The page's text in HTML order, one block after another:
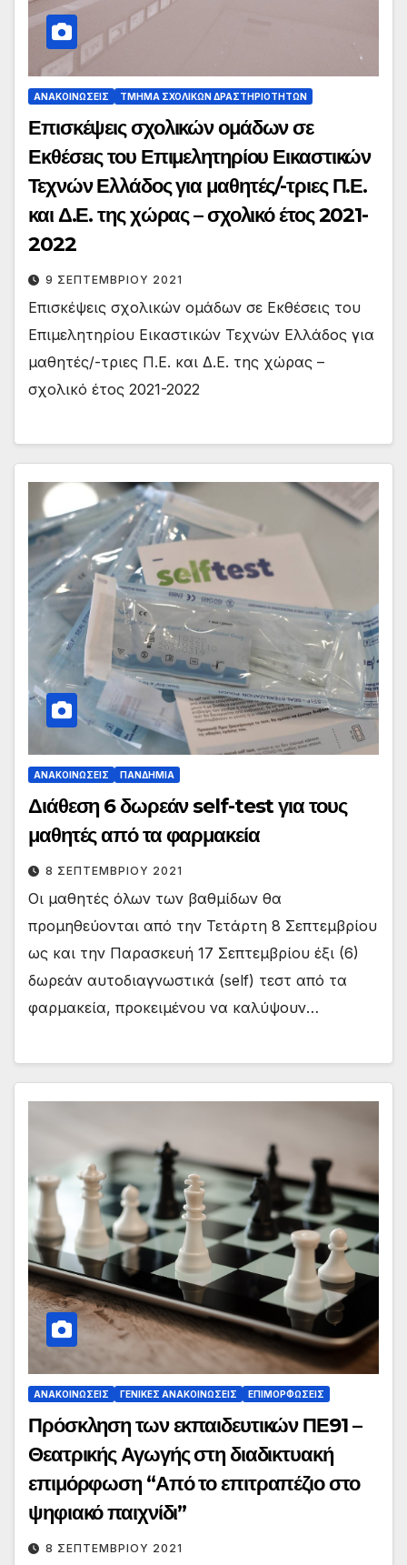
ΑΝΑΚΟΙΝΏΣΕΙΣ ΤΜΉΜΑ ΣΧΟΛΙΚΏΝ ΔΡΑΣΤΗΡΙΟΤΉΤΩΝ
Επισκέψεις σχολικών ομάδων σε
Εκθέσεις του Επιμελητηρίου Εικαστικών
Τεχνών Ελλάδος για μαθητές/-τριες Π.Ε.
και Δ.Ε. της χώρας – σχολικό έτος 2021-
2022
9 ΣΕΠΤΕΜΒΡΊΟΥ 2021
Επισκέψεις σχολικών ομάδων σε Εκθέσεις του
Επιμελητηρίου Εικαστικών Τεχνών Ελλάδος για
μαθητές/-τριες Π.Ε. και Δ.Ε. της χώρας –
σχολικό έτος 2021-2022
ΑΝΑΚΟΙΝΏΣΕΙΣ ΠΑΝΔΗΜΊΑ
Διάθεση 6 δωρεάν self-test για τους
μαθητές από τα φαρμακεία
8 ΣΕΠΤΕΜΒΡΊΟΥ 2021
Οι μαθητές όλων των βαθμίδων θα
προμηθεύονται από την Τετάρτη 8 Σεπτεμβρίου
ως και την Παρασκευή 17 Σεπτεμβρίου έξι (6)
δωρεάν αυτοδιαγνωστικά (self) τεστ από τα
φαρμακεία, προκειμένου να καλύψουν…
ΑΝΑΚΟΙΝΏΣΕΙΣ ΓΕΝΙΚΈΣ ΑΝΑΚΟΙΝΏΣΕΙΣ ΕΠΙΜΟΡΦΏΣΕΙΣ
Πρόσκληση των εκπαιδευτικών ΠΕ91 –
Θεατρικής Αγωγής στη διαδικτυακή
επιμόρφωση “Από το επιτραπέζιο στο
ψηφιακό παιχνίδι”
8 ΣΕΠΤΕΜΒΡΊΟΥ 2021